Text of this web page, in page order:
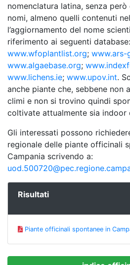
nomenclatura latina, senza
nomi, almeno quelli contenuti
l’aggiornamento del nome
riferimento ai seguenti database:
www.wfoplantlist.org; www.ars-
www.algaebase.org;
www.lichens.ie; www.upov.int.
anche piante che, sebbene non
climi e non si trovino quindi
coltivate attualmente sia indoor
Gli interessati possono
regionale delle piante officinali
Campania scrivendo a:
Risultati
Piante officinali spontanee in